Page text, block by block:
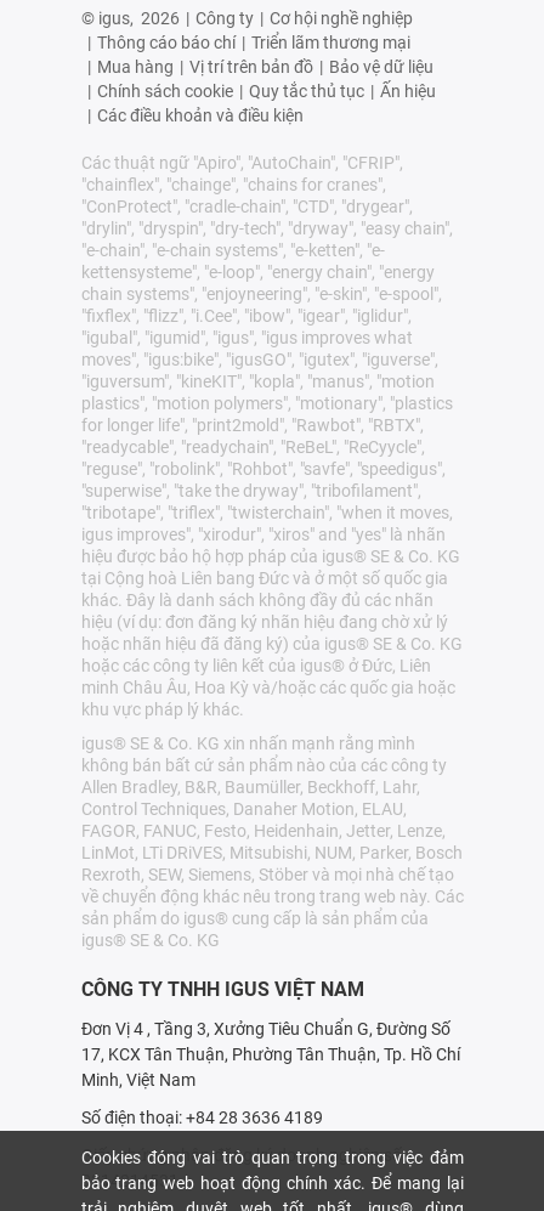
© igus, 2026 | Công ty | Cơ hội nghề nghiệp
| Thông cáo báo chí | Triển lãm thương mại
| Mua hàng | Vị trí trên bản đồ | Bảo vệ dữ liệu
| Chính sách cookie | Quy tắc thủ tục | Ấn hiệu
| Các điều khoản và điều kiện
Các thuật ngữ "Apiro", "AutoChain", "CFRIP",
"chainflex", "chainge", "chains for cranes",
"ConProtect", "cradle-chain", "CTD", "drygear",
"drylin", "dryspin", "dry-tech", "dryway", "easy chain",
"e-chain", "e-chain systems", "e-ketten", "e-
kettensysteme", "e-loop", "energy chain", "energy
chain systems", "enjoyneering", "e-skin", "e-spool",
"fixflex", "flizz", "i.Cee", "ibow", "igear", "iglidur",
"igubal", "igumid", "igus", "igus improves what
moves", "igus:bike", "igusGO", "igutex", "iguverse",
"iguversum", "kineKIT", "kopla", "manus", "motion
plastics", "motion polymers", "motionary", "plastics
for longer life", "print2mold", "Rawbot", "RBTX",
"readycable", "readychain", "ReBeL", "ReCyycle",
"reguse", "robolink", "Rohbot", "savfe", "speedigus",
"superwise", "take the dryway", "tribofilament",
"tribotape", "triflex", "twisterchain", "when it moves,
igus improves", "xirodur", "xiros" and "yes" là nhãn
hiệu được bảo hộ hợp pháp của igus® SE & Co. KG
tại Cộng hoà Liên bang Đức và ở một số quốc gia
khác. Đây là danh sách không đầy đủ các nhãn
hiệu (ví dụ: đơn đăng ký nhãn hiệu đang chờ xử lý
hoặc nhãn hiệu đã đăng ký) của igus® SE & Co. KG
hoặc các công ty liên kết của igus® ở Đức, Liên
minh Châu Âu, Hoa Kỳ và/hoặc các quốc gia hoặc
khu vực pháp lý khác.
igus® SE & Co. KG xin nhấn mạnh rằng mình
không bán bất cứ sản phẩm nào của các công ty
Allen Bradley, B&R, Baumüller, Beckhoff, Lahr,
Control Techniques, Danaher Motion, ELAU,
FAGOR, FANUC, Festo, Heidenhain, Jetter, Lenze,
LinMot, LTi DRiVES, Mitsubishi, NUM, Parker, Bosch
Rexroth, SEW, Siemens, Stöber và mọi nhà chế tạo
về chuyển động khác nêu trong trang web này. Các
sản phẩm do igus® cung cấp là sản phẩm của
igus® SE & Co. KG
CÔNG TY TNHH IGUS VIỆT NAM
Đơn Vị 4 , Tầng 3, Xưởng Tiêu Chuẩn G, Đường Số
17, KCX Tân Thuận, Phường Tân Thuận, Tp. Hồ Chí
Minh, Việt Nam
Số điện thoại: +84 28 3636 4189
Giấy chứng nhận đăng ký doanh nghiệp số:
0314214531
Cookies đóng vai trò quan trọng trong việc đảm
bảo trang web hoạt động chính xác. Để mang lại